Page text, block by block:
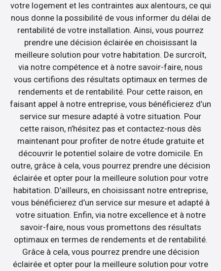
votre logement et les contraintes aux alentours, ce qui
nous donne la possibilité de vous informer du délai de
rentabilité de votre installation. Ainsi, vous pourrez
prendre une décision éclairée en choisissant la
meilleure solution pour votre habitation. De surcroît,
via notre compétence et à notre savoir-faire, nous
vous certifions des résultats optimaux en termes de
rendements et de rentabilité. Pour cette raison, en
faisant appel à notre entreprise, vous bénéficierez d’un
service sur mesure adapté à votre situation. Pour
cette raison, n’hésitez pas et contactez-nous dès
maintenant pour profiter de notre étude gratuite et
découvrir le potentiel solaire de votre domicile. En
outre, grâce à cela, vous pourrez prendre une décision
éclairée et opter pour la meilleure solution pour votre
habitation. D’ailleurs, en choisissant notre entreprise,
vous bénéficierez d’un service sur mesure et adapté à
votre situation. Enfin, via notre excellence et à notre
savoir-faire, nous vous promettons des résultats
optimaux en termes de rendements et de rentabilité.
Grâce à cela, vous pourrez prendre une décision
éclairée et opter pour la meilleure solution pour votre